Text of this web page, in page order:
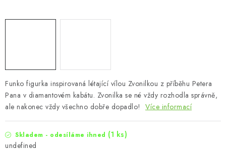
Funko figurka inspirovaná létající vílou Zvonilkou z příběhu Petera
Pana v diamantovém kabátu. Zvonilka se né vždy rozhodla správně,
ale nakonec vždy všechno dobře dopadlo! Více informací
Skladem - odesíláme ihned (1 ks)
undefined